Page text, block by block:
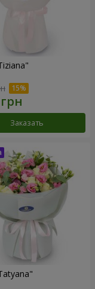
Заказать